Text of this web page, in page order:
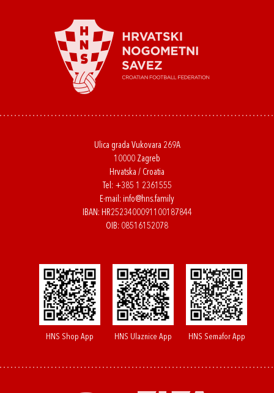
Ulica grada Vukovara 269A
10000 Zagreb
Hrvatska / Croatia
Tel: +385 1 2361555
E-mail: info@hns.family
IBAN: HR2523400091100187844
OIB: 08516152078
HNS Shop App HNS Ulaznice App HNS Semafor App